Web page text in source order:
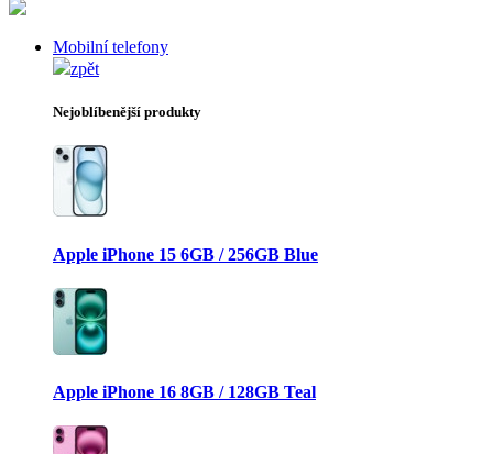
Mobilní telefony
zpět
Nejoblíbenější produkty
Apple iPhone 15 6GB / 256GB Blue
Apple iPhone 16 8GB / 128GB Teal